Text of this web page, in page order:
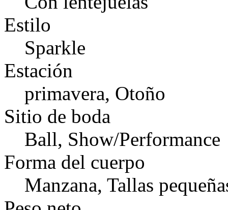
Estilo
Sparkle
Estación
primavera, Otoño
Sitio de boda
Ball, Show/Performance
Forma del cuerpo
Manzana, Tallas